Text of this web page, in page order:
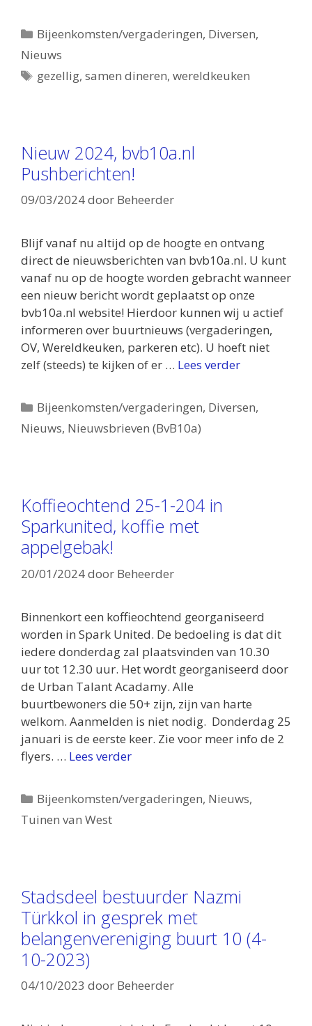
Categorieën
Bijeenkomsten/vergaderingen, Diversen,
Nieuws
Tags
gezellig,samen dineren,wereldkeuken
Nieuw 2024, bvb10a.nl
Pushberichten!
09/03/2024door Beheerder
Blijf vanaf nu altijd op de hoogte en ontvang
direct de nieuwsberichten van bvb10a.nl. U kunt
vanaf nu op de hoogte worden gebracht wanneer
een nieuw bericht wordt geplaatst op onze
bvb10a.nl website! Hierdoor kunnen wij u actief
informeren over buurtnieuws (vergaderingen,
OV, Wereldkeuken, parkeren etc). U hoeft niet
zelf (steeds) te kijken of er … Lees verder
Categorieën
Bijeenkomsten/vergaderingen, Diversen,
Nieuws, Nieuwsbrieven (BvB10a)
Koffieochtend 25-1-204 in
Sparkunited, koffie met
appelgebak!
20/01/2024door Beheerder
Binnenkort een koffieochtend georganiseerd
worden in Spark United. De bedoeling is dat dit
iedere donderdag zal plaatsvinden van 10.30
uur tot 12.30 uur. Het wordt georganiseerd door
de Urban Talant Acadamy. Alle
buurtbewoners die 50+ zijn, zijn van harte
welkom. Aanmelden is niet nodig. Donderdag 25
januari is de eerste keer. Zie voor meer info de 2
flyers. … Lees verder
Categorieën
Bijeenkomsten/vergaderingen, Nieuws,
Tuinen van West
Stadsdeel bestuurder Nazmi
Türkkol in gesprek met
belangenvereniging buurt 10 (4-
10-2023)
04/10/2023 door Beheerder